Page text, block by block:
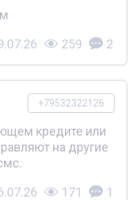
259 2
+79532322126
кредите или
на другие
171 1